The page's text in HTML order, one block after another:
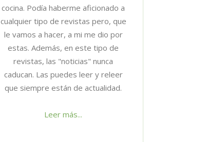
cocina. Podía haberme aficionado a
cualquier tipo de revistas pero, que
le vamos a hacer, a mi me dio por
estas. Además, en este tipo de
revistas, las "noticias" nunca
caducan. Las puedes leer y releer
que siempre están de actualidad.
Leer más...